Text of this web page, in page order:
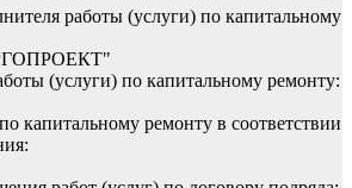
работы (услуги) по капитальному
(услуги) по капитальному ремонту:
капитальному ремонту в соответствии